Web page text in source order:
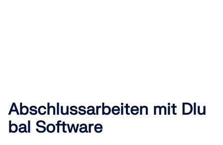
Abschlussarbeiten mit Dlu
bal Software